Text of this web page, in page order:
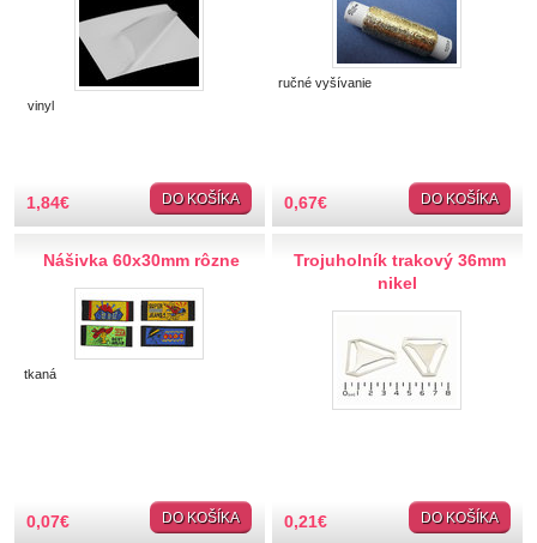
Gombíky ozdobné
Hobby
Krajčírske potreby
Látky-metráž
Nite a Priadze
vinyl
1,84€ DO KOŠÍKA
ručné vyšívanie
0,67€ DO KOŠÍKA
Nášivka 60x30mm rôzne
tkaná
0,07€ DO KOŠÍKA
Trojuholník trakový 36mm
nikel
0,21€ DO KOŠÍKA